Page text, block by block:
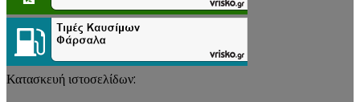
Κατασκευή ιστοσελίδων: